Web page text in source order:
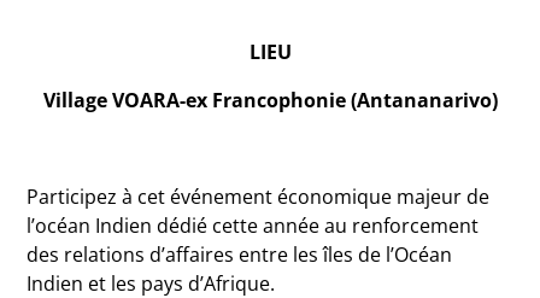
LIEU
Village VOARA-ex Francophonie (Antananarivo)
Participez à cet événement économique majeur de
l’océan Indien dédié cette année au renforcement
des relations d’affaires entre les îles de l’Océan
Indien et les pays d’Afrique.